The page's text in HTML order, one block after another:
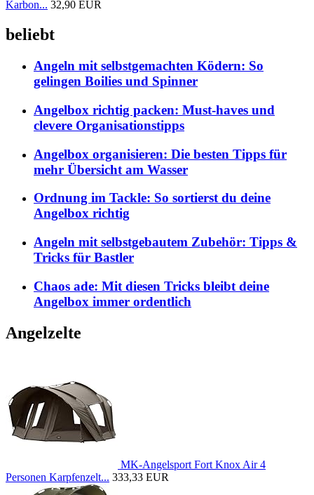
Karbon... 32,90 EUR
beliebt
Angeln mit selbstgemachten Ködern: So
gelingen Boilies und Spinner
Angelbox richtig packen: Must-haves und
clevere Organisationstipps
Angelbox organisieren: Die besten Tipps für
mehr Übersicht am Wasser
Ordnung im Tackle: So sortierst du deine
Angelbox richtig
Angeln mit selbstgebautem Zubehör: Tipps &
Tricks für Bastler
Chaos ade: Mit diesen Tricks bleibt deine
Angelbox immer ordentlich
Angelzelte
MK-Angelsport Fort Knox Air 4
Personen Karpfenzelt... 333,33 EUR